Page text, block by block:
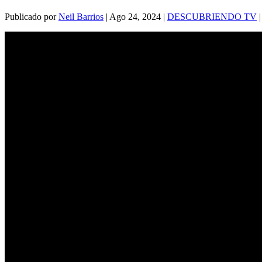
Publicado porNeil Barrios | Ago 24, 2024 | DESCUBRIENDO TV |